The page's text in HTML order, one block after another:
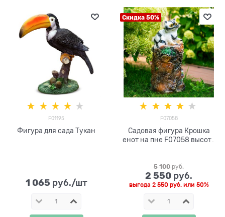
F01195
Фигура для сада Тукан
1 065 руб./шт
Скидка 50%
F07058
Садовая фигура Крошка
енот на пне F07058 высота
5 100 руб.
2 550 руб.
выгода 2 550 руб.или 50%